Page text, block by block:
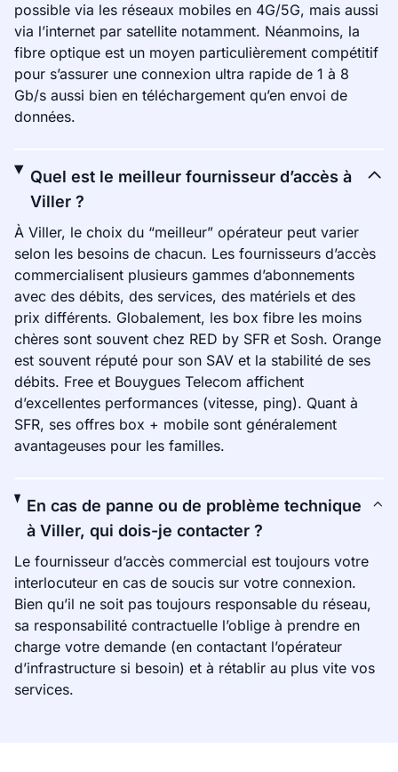
possible via les réseaux mobiles en 4G/5G, mais aussi
via l’internet par satellite notamment. Néanmoins, la
fibre optique est un moyen particulièrement compétitif
pour s’assurer une connexion ultra rapide de 1 à 8
Gb/s aussi bien en téléchargement qu’en envoi de
données.
Quel est le meilleur fournisseur d’accès à
Viller ?
À Viller, le choix du “meilleur” opérateur peut varier
selon les besoins de chacun. Les fournisseurs d’accès
commercialisent plusieurs gammes d’abonnements
avec des débits, des services, des matériels et des
prix différents. Globalement, les box fibre les moins
chères sont souvent chez RED by SFR et Sosh. Orange
est souvent réputé pour son SAV et la stabilité de ses
débits. Free et Bouygues Telecom affichent
d’excellentes performances (vitesse, ping). Quant à
SFR, ses offres box + mobile sont généralement
avantageuses pour les familles.
En cas de panne ou de problème technique
à Viller, qui dois-je contacter ?
Le fournisseur d’accès commercial est toujours votre
interlocuteur en cas de soucis sur votre connexion.
Bien qu’il ne soit pas toujours responsable du réseau,
sa responsabilité contractuelle l’oblige à prendre en
charge votre demande (en contactant l’opérateur
d’infrastructure si besoin) et à rétablir au plus vite vos
services.